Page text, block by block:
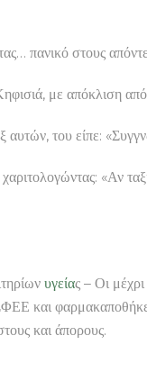
πανικό στους
με απόκλιση
του είπε:
«Αν
υγείας – Οι
και
και άπορους.